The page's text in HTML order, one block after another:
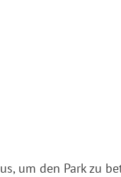
um den Park zu